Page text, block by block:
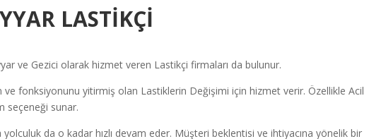
LASTİKÇİ
ve Gezici olarak hizmet veren Lastikçi firmaları da bulunur.
ve fonksiyonunu yitirmiş olan Lastiklerin Değişimi için hizmet verir. Özellikle Acil
seçeneği sunar.
da o kadar hızlı devam eder. Müşteri beklentisi ve ihtiyacına yönelik bir